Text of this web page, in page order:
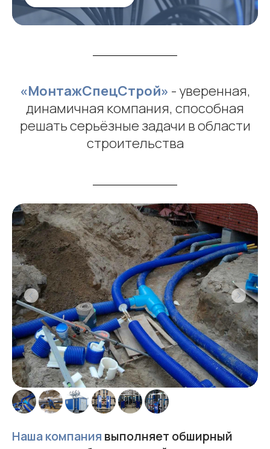
«МонтажСпецСтрой» - уверенная,
динамичная компания, способная
решать серьёзные задачи в области
строительства
Наша компания выполняет обширный